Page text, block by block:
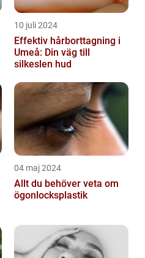
10 juli 2024
Effektiv hårborttagning i
Umeå: Din väg till
silkeslen hud
04 maj 2024
Allt du behöver veta om
ögonlocksplastik